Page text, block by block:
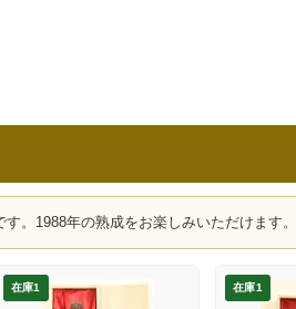
。1988年の熟成をお楽しみいただけます。
在庫1 在庫1